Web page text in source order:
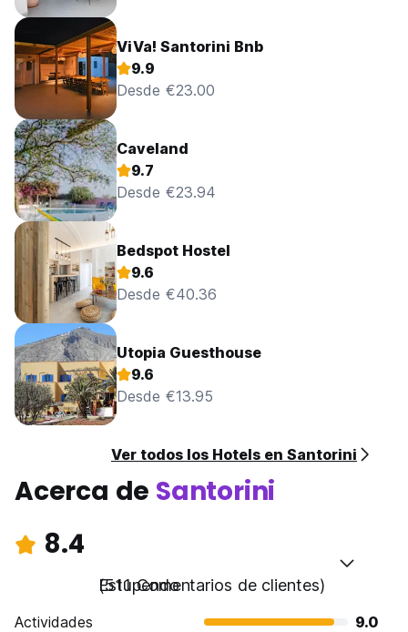
ViVa! Santorini Bnb
9.9
Desde €23.00
Caveland
9.7
Desde €23.94
Bedspot Hostel
9.6
Desde €40.36
Utopia Guesthouse
9.6
Desde €13.95
Ver todos los Hotels en Santorini
Acerca de Santorini
8.4
Estupendo
(511 Comentarios de clientes)
Actividades
9.0